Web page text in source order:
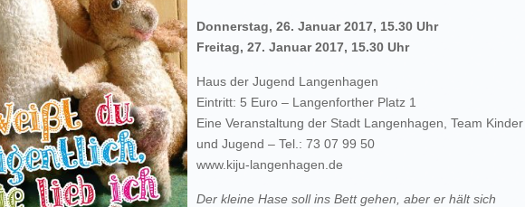
Donnerstag, 26. Januar 2017, 15.30 Uhr
Freitag, 27. Januar 2017, 15.30 Uhr
Haus der Jugend Langenhagen
Eintritt: 5 Euro – Langenforther Platz 1
Eine Veranstaltung der Stadt Langenhagen, Team Kinder
und Jugend – Tel.: 73 07 99 50
www.kiju-langenhagen.de
Der kleine Hase soll ins Bett gehen, aber er hält sich